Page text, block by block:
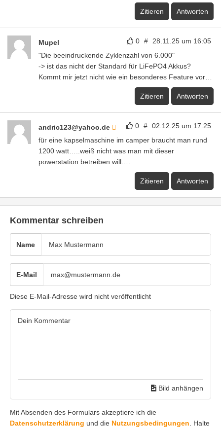
Zitieren Antworten
0 # 28.11.25 um 16:05
Mupel
"Die beeindruckende Zyklenzahl von 6.000"
-> ist das nicht der Standard für LiFePO4 Akkus?
Kommt mir jetzt nicht wie ein besonderes Feature vor…
Zitieren Antworten
0 # 02.12.25 um 17:25
andric123@yahoo.de
für eine kapselmaschine im camper braucht man rund
1200 watt…..weiß nicht was man mit dieser
powerstation betreiben will….
Zitieren Antworten
Kommentar schreiben
Name
E-Mail
Diese E-Mail-Adresse wird nicht veröffentlicht
Bild anhängen
Mit Absenden des Formulars akzeptiere ich die
Datenschutzerklärung und die Nutzungsbedingungen. Halte